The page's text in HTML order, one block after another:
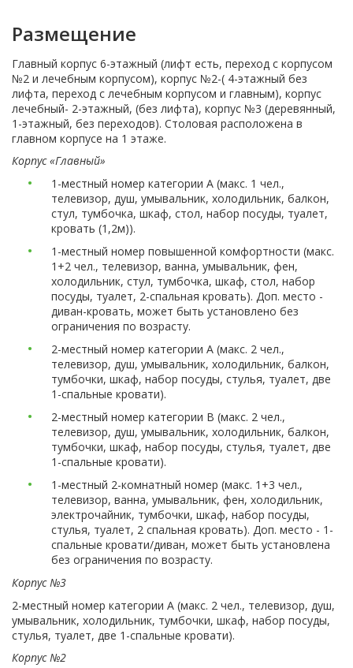
Размещение
Главный корпус 6-этажный (лифт есть, переход с корпусом
№2 и лечебным корпусом), корпус №2-( 4-этажный без
лифта, переход с лечебным корпусом и главным), корпус
лечебный- 2-этажный, (без лифта), корпус №3 (деревянный,
1-этажный, без переходов). Столовая расположена в
главном корпусе на 1 этаже.
Корпус «Главный»
1-местный номер категории А (макс. 1 чел.,
телевизор, душ, умывальник, холодильник, балкон,
стул, тумбочка, шкаф, стол, набор посуды, туалет,
кровать (1,2м)).
1-местный номер повышенной комфортности (макс.
1+2 чел., телевизор, ванна, умывальник, фен,
холодильник, стул, тумбочка, шкаф, стол, набор
посуды, туалет, 2-спальная кровать). Доп. место -
диван-кровать, может быть установлено без
ограничения по возрасту.
2-местный номер категории А (макс. 2 чел.,
телевизор, душ, умывальник, холодильник, балкон,
тумбочки, шкаф, набор посуды, стулья, туалет, две
1-спальные кровати).
2-местный номер категории В (макс. 2 чел.,
телевизор, душ, умывальник, холодильник, балкон,
тумбочки, шкаф, набор посуды, стулья, туалет, две
1-спальные кровати).
1-местный 2-комнатный номер (макс. 1+3 чел.,
телевизор, ванна, умывальник, фен, холодильник,
электрочайник, тумбочки, шкаф, набор посуды,
стулья, туалет, 2 спальная кровать). Доп. место - 1-
спальные кровати/диван, может быть установлена
без ограничения по возрасту.
Корпус №3
2-местный номер категории А (макс. 2 чел., телевизор, душ,
умывальник, холодильник, тумбочки, шкаф, набор посуды,
стулья, туалет, две 1-спальные кровати).
Корпус №2